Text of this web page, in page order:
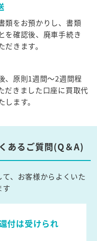
類をお預かりし、書類
を確認後、廃車手続き
きます。
、原則1週間～2週間程
だきました口座に買取代
ます。
あるご質問(Q＆A)
、お客様からよくいた
す
付は受けられ